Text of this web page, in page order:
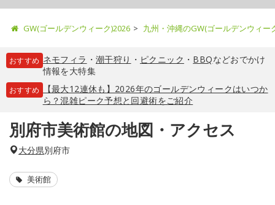
GW(ゴールデンウィーク)2026 九州・沖縄のGW(ゴールデンウィ
おすすめ ネモフィラ ・ 潮干狩り ・ ピクニック ・ BBQなどおでかけ
情報を大特集
おすすめ
【最大12連休も】2026年のゴールデンウィークはいつか
ら？混雑ピーク予想と回避術をご紹介
別府市美術館の地図・アクセス
大分県別府市
美術館